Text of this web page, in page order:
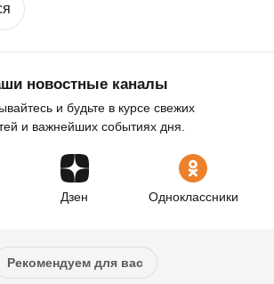
новостные каналы
и будьте в курсе свежих
и важнейших событиях дня.
Дзен Одноклассники
Рекомендуем для вас